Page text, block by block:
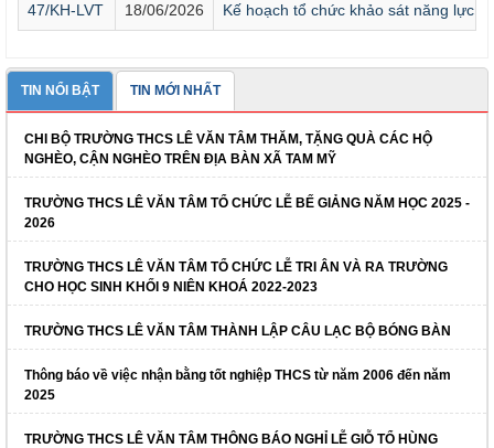
47/KH-LVT 18/06/2026 Kế hoạch tổ chức khảo sát năng lực
TIN NỔI BẬT TIN MỚI NHẤT
CHI BỘ TRƯỜNG THCS LÊ VĂN TÂM THĂM, TẶNG QUÀ CÁC HỘ
NGHÈO, CẬN NGHÈO TRÊN ĐỊA BÀN XÃ TAM MỸ
TRƯỜNG THCS LÊ VĂN TÂM TỔ CHỨC LỄ BẾ GIẢNG NĂM HỌC 2025 -
2026
TRƯỜNG THCS LÊ VĂN TÂM TỔ CHỨC LỄ TRI ÂN VÀ RA TRƯỜNG
CHO HỌC SINH KHỐI 9 NIÊN KHOÁ 2022-2023
TRƯỜNG THCS LÊ VĂN TÂM THÀNH LẬP CÂU LẠC BỘ BÓNG BÀN
Thông báo về việc nhận bằng tốt nghiệp THCS từ năm 2006 đến năm
2025
TRƯỜNG THCS LÊ VĂN TÂM THÔNG BÁO NGHỈ LỄ GIỖ TỔ HÙNG